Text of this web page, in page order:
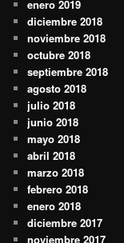
enero 2019
diciembre 2018
noviembre 2018
octubre 2018
septiembre 2018
agosto 2018
julio 2018
junio 2018
mayo 2018
abril 2018
marzo 2018
febrero 2018
enero 2018
diciembre 2017
noviembre 2017